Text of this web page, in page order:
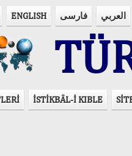
ENGLISH فارسی العربي
İSTİKBÂL-İ KIBLE